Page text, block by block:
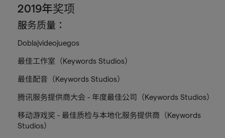
2019年奖项
服务质量：
Doblajvideojuegos
最佳工作室（Keywords Studios）
最佳配音（Keywords Studios）
腾讯服务提供商大会 - 年度最佳公司（Keywords Studios）
移动游戏奖 - 最佳质检与本地化服务提供商（Keywords
Studios）